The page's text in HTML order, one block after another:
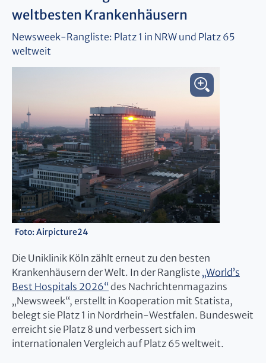
weltbesten Krankenhäusern
Newsweek-Rangliste: Platz 1 in NRW und Platz 65
weltweit
Foto: Airpicture24
Die Uniklinik Köln zählt erneut zu den besten
Krankenhäusern der Welt. In der Rangliste „World’s
Best Hospitals 2026“des Nachrichtenmagazins
„Newsweek“, erstellt in Kooperation mit Statista,
belegt sie Platz 1 in Nordrhein-Westfalen. Bundesweit
erreicht sie Platz 8 und verbessert sich im
internationalen Vergleich auf Platz 65 weltweit.